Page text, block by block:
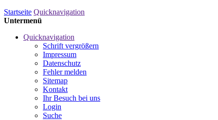
Startseite Quicknavigation
Untermenü
Quicknavigation
Schrift vergrößern
Impressum
Datenschutz
Fehler melden
Sitemap
Kontakt
Ihr Besuch bei uns
Login
Suche